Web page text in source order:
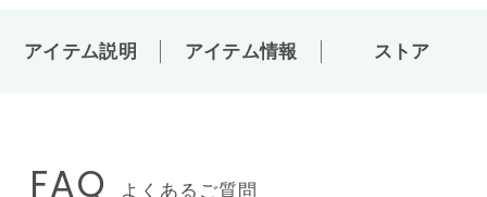
アイテム説明 アイテム情報 ストア
FAQ よくあるご質問